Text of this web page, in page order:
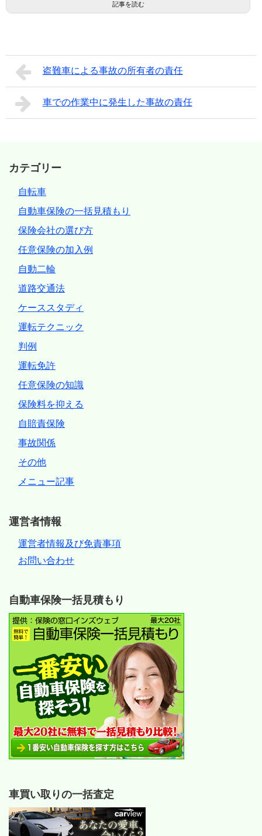
記事を読む
盗難車による事故の所有者の責任
車での作業中に発生した事故の責任
カテゴリー
自転車
自動車保険の一括見積もり
保険会社の選び方
任意保険の加入例
自動二輪
道路交通法
ケーススタディ
運転テクニック
判例
運転免許
任意保険の知識
保険料を抑える
自賠責保険
事故関係
その他
メニュー記事
運営者情報
運営者情報及び免責事項
お問い合わせ
自動車保険一括見積もり
車買い取りの一括査定